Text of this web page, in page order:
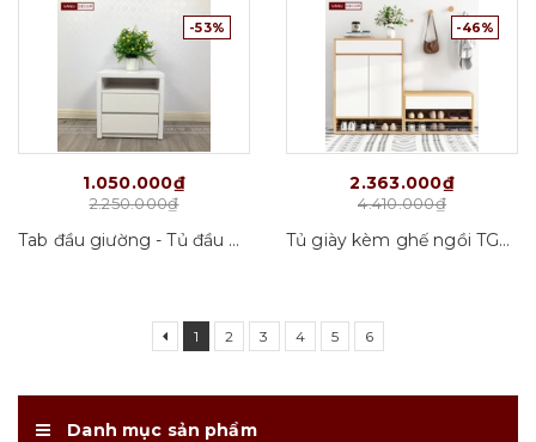
-53%
1.050.000₫
2.250.000₫
Tab đầu giường - Tủ đầu giường Tab01_VD01
-46%
2.363.000₫
4.410.000₫
Tủ giày kèm ghế ngồi TGGN_VD01
1 2 3 4 5 6
Danh mục sản phẩm